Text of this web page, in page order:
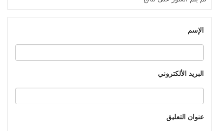
الإسم
البريد الألكتروني
عنوان التعليق